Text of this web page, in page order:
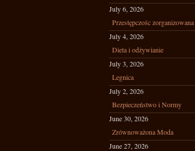
July 6, 2026
Przestępczośc zorganizowana
July 4, 2026
Dieta i odżywianie
July 3, 2026
Legnica
July 2, 2026
Bezpieczeństwo i Normy
June 30, 2026
Zrównoważona Moda
June 27, 2026